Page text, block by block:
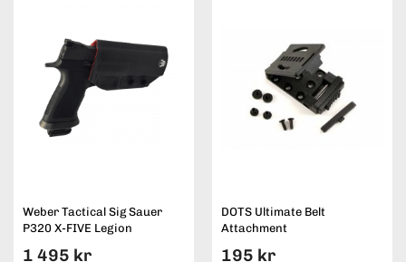
Weber Tactical Sig Sauer
P320 X-FIVE Legion
1 495 kr
DOTS Ultimate Belt
Attachment
195 kr